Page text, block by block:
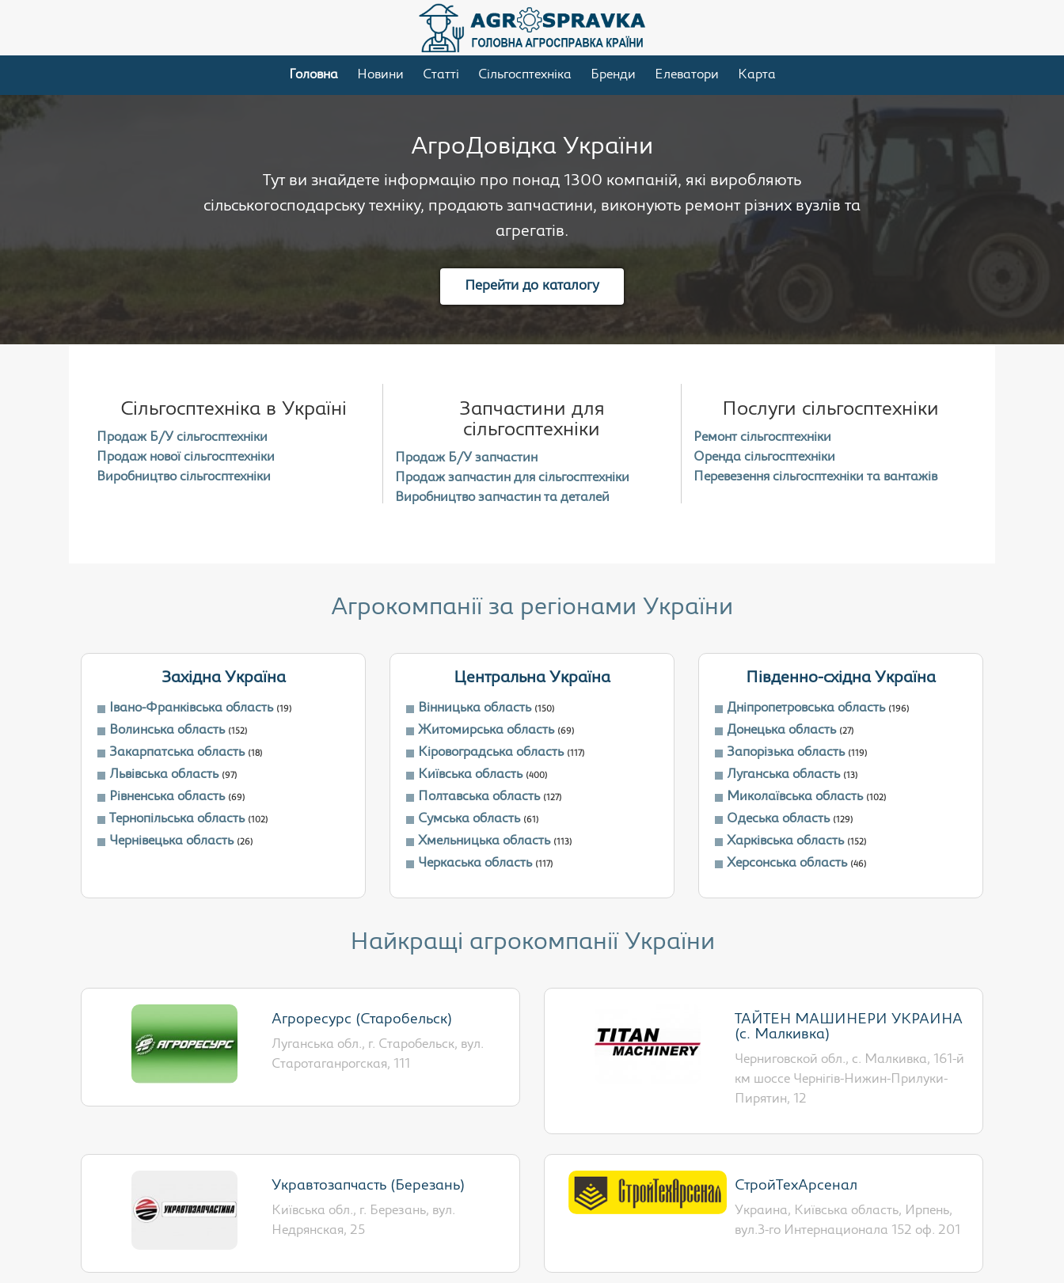
Головна Новини Статті Сільгосптехніка Бренди Елеватори Карта
АгроДовідка України
Тут ви знайдете інформацію про понад 1300 компаній, які виробляють
сільськогосподарську техніку, продають запчастини, виконують ремонт різних вузлів та
агрегатів.
Перейти до каталогу
Сільгосптехніка в Україні
Продаж Б/У сільгосптехніки
Продаж нової сільгосптехніки
Виробництво сільгосптехніки
Запчастини для
сільгосптехніки
Продаж Б/У запчастин
Продаж запчастин для сільгосптехніки
Виробництво запчастин та деталей
Послуги сільгосптехніки
Ремонт сільгосптехніки
Оренда сільгосптехніки
Перевезення сільгосптехніки та вантажів
Агрокомпанії за регіонами України
Західна Україна
Івано-Франківська область (19)
Волинська область (152)
Закарпатська область (18)
Львівська область (97)
Рівненська область (69)
Тернопільська область (102)
Чернівецька область (26)
Центральна Україна
Вінницька область (150)
Житомирська область (69)
Кіровоградська область (117)
Київська область (400)
Полтавська область (127)
Сумська область (61)
Хмельницька область (113)
Черкаська область (117)
Південно-східна Україна
Дніпропетровська область (196)
Донецька область (27)
Запорізька область (119)
Луганська область (13)
Миколаївська область (102)
Одеська область (129)
Харківська область (152)
Херсонська область (46)
Найкращі агрокомпанії України
Агроресурс (Старобельск)
Луганська обл., г. Старобельск, вул.
Старотаганрогская, 111
ТАЙТЕН МАШИНЕРИ УКРАИНА
(с. Малкивка)
Черниговской обл., с. Малкивка, 161-й
км шоссе Чернігів-Нижин-Прилуки-
Пирятин, 12
Укравтозапчасть (Березань)
Київська обл., г. Березань, вул.
Недрянская, 25
СтройТехАрсенал
Украина, Київська область, Ирпень,
вул.3-го Интернационала 152 оф. 201